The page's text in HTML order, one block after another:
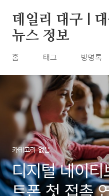
데일리 대구 |
뉴스 정보
홈 태그 방명록
카테고리 없음
디지털 네이
트폰 첫 접촉